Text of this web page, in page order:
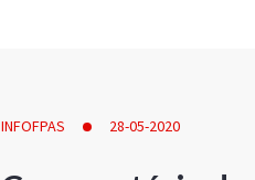
INFOFPAS 28-05-2020